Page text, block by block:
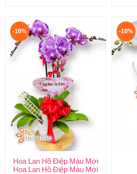
-10%
Hoa Lan Hồ Điệp Màu Mới
Hoa Lan Hồ Điệp Màu Mới
-10%